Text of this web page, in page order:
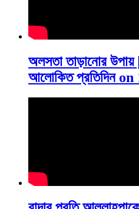
অলসতা তাড়ানোর
আলোকিত প্রতিদিন